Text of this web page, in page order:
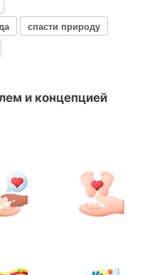
спасти природу
и концепцией